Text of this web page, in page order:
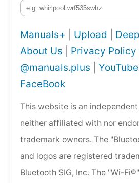
Manuals+ Upload
About Us
Privacy Policy
@manuals.plus
YouTube
FaceBook
This website is an
neither affiliated with nor
trademark owners. The
and logos are registered
Bluetooth SIG, Inc. The "Wi-